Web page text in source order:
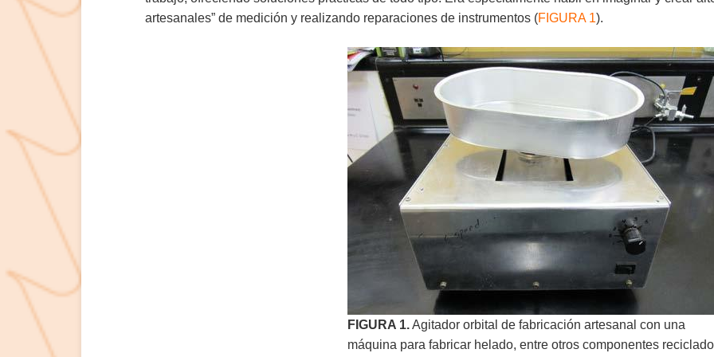
artesanales” de medición y realizando reparaciones de instrumentos (FIGURA 1).
FIGURA 1.Agitador orbital de fabricación artesanal con una
máquina para fabricar helado, entre otros componentes